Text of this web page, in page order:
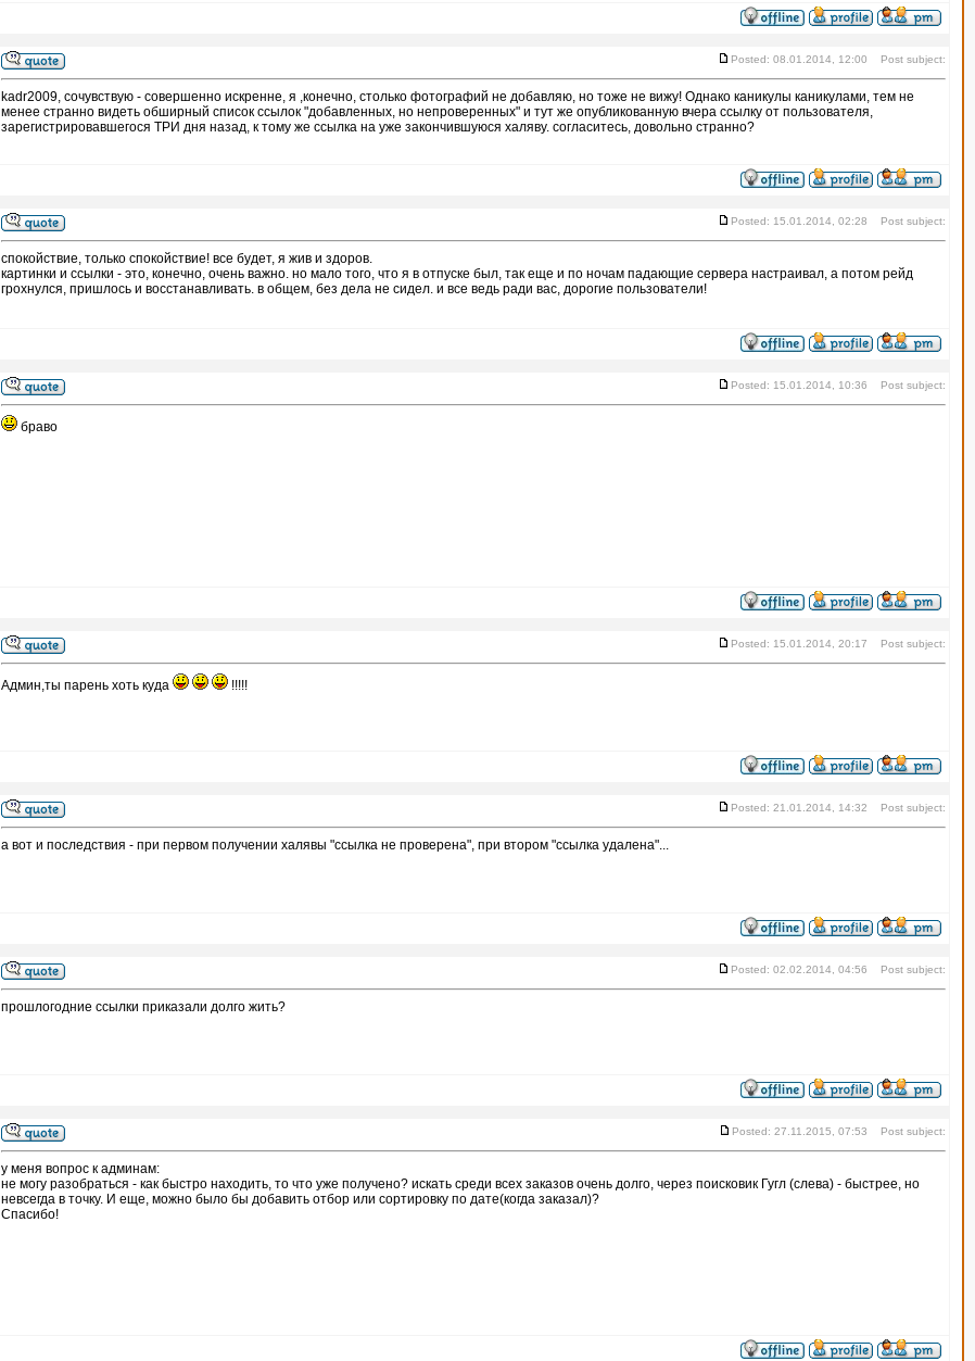
Posted: 08.01.2014, 12:00 Post subject:
kadr2009, сочувствую - совершенно искренне, я ,конечно, столько фотографий не добавляю, но тоже не вижу! Однако каникулы каникулами, тем не
менее странно видеть обширный список ссылок "добавленных, но непроверенных" и тут же опубликованную вчера ссылку от пользователя,
зарегистрировавшегося ТРИ дня назад, к тому же ссылка на уже закончившуюся халяву. согласитесь, довольно странно?
Posted: 15.01.2014, 02:28 Post subject:
спокойствие, только спокойствие! все будет, я жив и здоров.
картинки и ссылки - это, конечно, очень важно. но мало того, что я в отпуске был, так еще и по ночам падающие сервера настраивал, а потом рейд
грохнулся, пришлось и восстанавливать. в общем, без дела не сидел. и все ведь ради вас, дорогие пользователи!
Posted: 15.01.2014, 10:36 Post subject:
браво
Posted: 15.01.2014, 20:17 Post subject:
Админ,ты парень хоть куда !!!!!
Posted: 21.01.2014, 14:32 Post subject:
а вот и последствия - при первом получении халявы "ссылка не проверена", при втором "ссылка удалена"...
Posted: 02.02.2014, 04:56 Post subject:
прошлогодние ссылки приказали долго жить?
Posted: 27.11.2015, 07:53 Post subject:
у меня вопрос к админам:
не могу разобраться - как быстро находить, то что уже получено? искать среди всех заказов очень долго, через поисковик Гугл (слева) - быстрее, но
невсегда в точку. И еще, можно было бы добавить отбор или сортировку по дате(когда заказал)?
Спасибо!